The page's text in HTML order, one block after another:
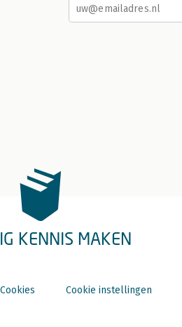
KENNIS MAKEN
Cookies Cookie instellingen